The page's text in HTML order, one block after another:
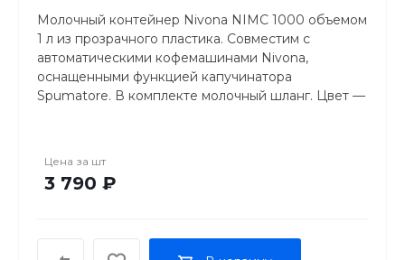
Молочный контейнер Nivona NIMC 1000 объемом
1 л из прозрачного пластика. Совместим с
автоматическими кофемашинами Nivona,
оснащенными функцией капучинатора
Spumatore. В комплекте молочный шланг. Цвет —
Цена за шт
3 790 ₽